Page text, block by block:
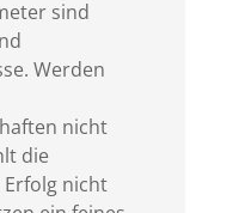
sind
Werden
nicht
die
nicht